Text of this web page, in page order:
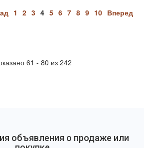
1 2 3 4 5 6 7 8 9 10 Вперед
61 - 80 из 242
объявления о продаже или